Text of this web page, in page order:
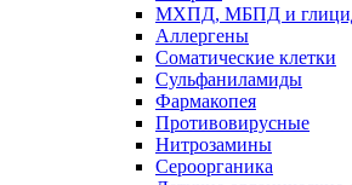
МХПД, МБПД и
Аллергены
Соматические клетки
Сульфаниламиды
Фармакопея
Противовирусные
Нитрозамины
Сероорганика